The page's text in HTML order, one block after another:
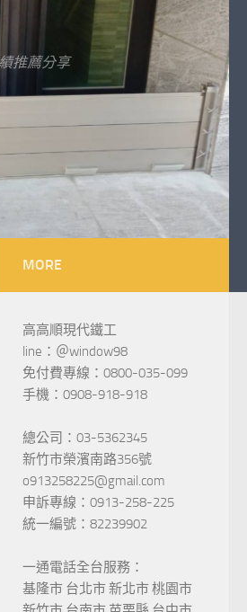
推薦分享
MORE
高高順現代鐵工
line：＠window98
免付費專線：0800-035-099
手機：0908-918-918
總公司：03-5362345
新竹市榮濱南路356號
o913258225@gmail.com
申訴專線：0913-258-225
統一編號：82239902
一通電話全台服務：
基隆市 台北市 新北市 桃園市